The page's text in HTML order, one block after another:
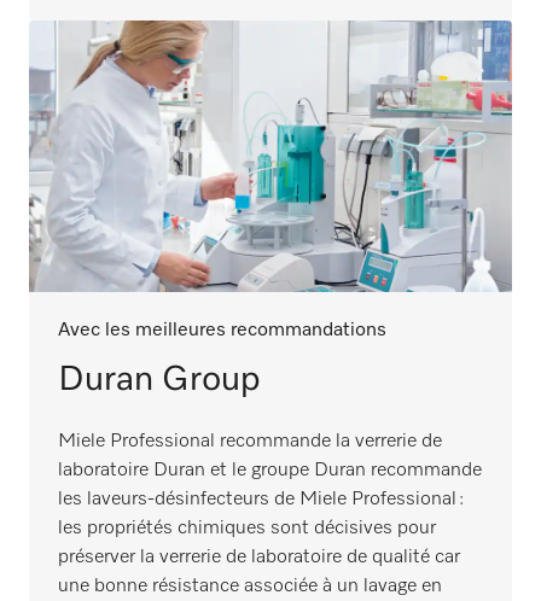
Avec les meilleures recommandations
Duran Group
Miele Professional recommande la verrerie de
laboratoire Duran et le groupe Duran recommande
les laveurs-désinfecteurs de Miele Professional :
les propriétés chimiques sont décisives pour
préserver la verrerie de laboratoire de qualité car
une bonne résistance associée à un lavage en